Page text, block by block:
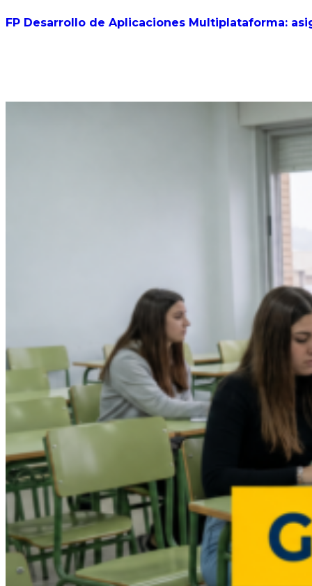
FP Desarrollo de Aplicaciones Multiplataforma: